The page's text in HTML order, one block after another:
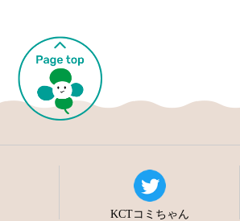
KCTコミちゃん